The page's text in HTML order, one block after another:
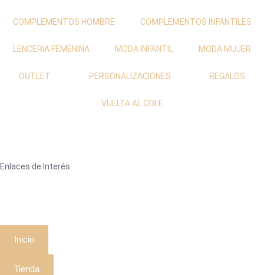
COMPLEMENTOS HOMBRE COMPLEMENTOS INFANTILES
LENCERIA FEMENINA MODA INFANTIL MODA MUJER
OUTLET PERSONALIZACIONES REGALOS
VUELTA AL COLE
Enlaces de Interés
Inicio
Tienda